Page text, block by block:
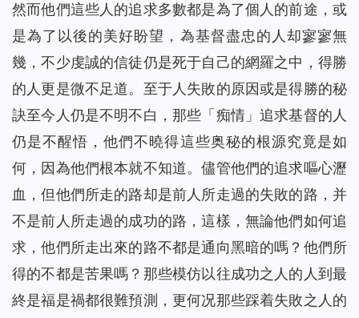
然而他們這些人的追求多數都是為了個人的前途，或
是為了以後的美好盼望，為基督盡忠的人却寥寥無
幾，不少虔誠的信徒仍是死于自己的網羅之中，得勝
的人更是微不足道。至于人失敗的原因或是得勝的秘
訣至今人仍是不明不白，那些「痴情」追求基督的人
仍是不醒悟，他們不曉得這些奥秘的根源究竟是如
何，因為他們根本就不知道。儘管他們的追求嘔心瀝
血，但他們所走的路却是前人所走過的失敗的路，并
不是前人所走過的成功的路，這樣，無論他們如何追
求，他們所走出來的路不都是通向黑暗的嗎？他們所
得的不都是苦果嗎？那些模仿以往成功之人的人到最
終是福是禍都很難預測，更何况那些踩着失敗之人的